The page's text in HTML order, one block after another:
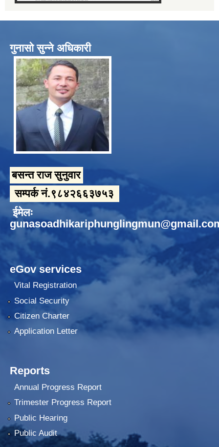
गुनासो सुन्ने अधिकारी
बसन्त राज सुनुवार
सम्पर्क नं.९८४२६६३७५३
ईमेलः
eGov services
Vital Registration
Social Security
Citizen Charter
Application Letter
Reports
Annual Progress Report
Trimester Progress Report
Public Hearing
Public Audit